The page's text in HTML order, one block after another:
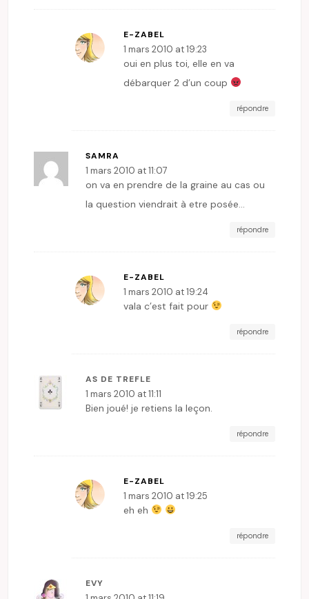
E-ZABEL
1 mars 2010 at 19:23
oui en plus toi, elle en va
débarquer 2 d’un coup
répondre
SAMRA
1 mars 2010 at 11:07
on va en prendre de la graine au cas ou
la question viendrait à etre posée…
répondre
E-ZABEL
1 mars 2010 at 19:24
vala c’est fait pour
répondre
AS DE TREFLE
1 mars 2010 at 11:11
Bien joué! je retiens la leçon.
répondre
E-ZABEL
1 mars 2010 at 19:25
eh eh
répondre
EVY